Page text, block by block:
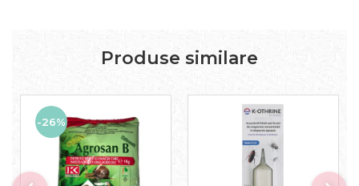
Produse similare
-26%